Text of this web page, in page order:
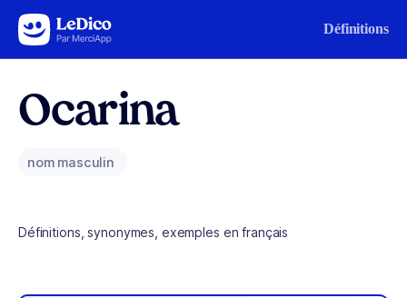
Aller au contenu Définitions
Ocarina
nom masculin
Définitions, synonymes, exemples en français